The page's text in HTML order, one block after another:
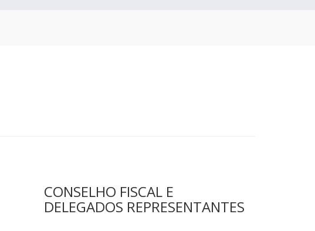
CONSELHO FISCAL E
DELEGADOS REPRESENTANTES